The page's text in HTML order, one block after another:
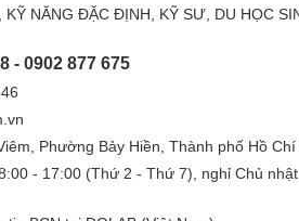
KỸ NĂNG ĐẶC ĐỊNH, KỸ SƯ, DU HỌC
- 0902 877 675
Phường Bảy Hiền, Thành phố Hồ
- 17:00 (Thứ 2 - Thứ 7), nghỉ Chủ